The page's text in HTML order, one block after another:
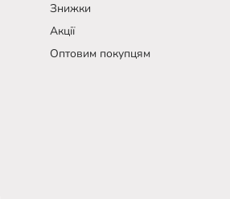
Знижки
Акції
Оптовим покупцям